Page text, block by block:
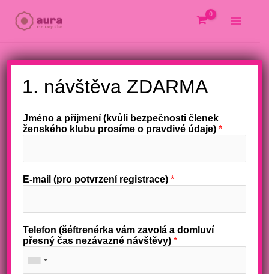
1. návštěva ZDARMA
Jméno a příjmení (kvůli bezpečnosti členek
ženského klubu prosíme o pravdivé údaje)*
E-mail (pro potvrzení registrace)*
Telefon (šéftrenérka vám zavolá a domluví
přesný čas nezávazné návštěvy)*
X